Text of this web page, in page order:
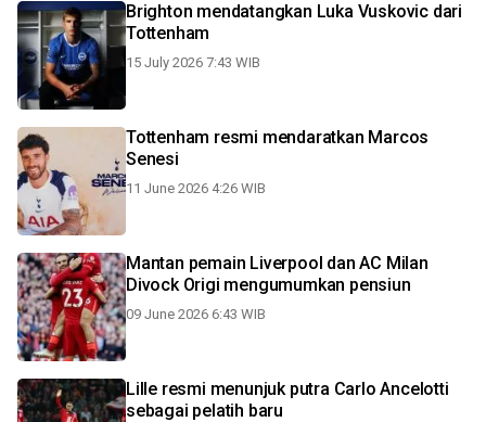
Brighton mendatangkan Luka Vuskovic dari
Tottenham
15 July 2026 7:43 WIB
Tottenham resmi mendaratkan Marcos
Senesi
11 June 2026 4:26 WIB
Mantan pemain Liverpool dan AC Milan
Divock Origi mengumumkan pensiun
09 June 2026 6:43 WIB
Lille resmi menunjuk putra Carlo Ancelotti
sebagai pelatih baru